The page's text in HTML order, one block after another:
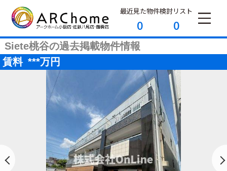
最近見た物件
0
検討リスト
0
Siete桃谷の過去掲載物件情報
賃料 ***万円